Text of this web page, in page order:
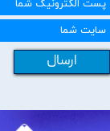
ارسال